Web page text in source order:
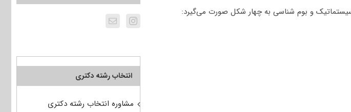
و بو‌‌م ‌شناسی به چهار شکل صورت می‌گیرد:
انتخاب رشته دکتری
مشاوره انتخاب رشته دکتری